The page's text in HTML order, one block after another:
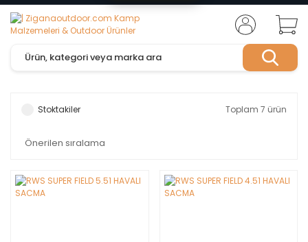
Stoktakiler Toplam 7 ürün